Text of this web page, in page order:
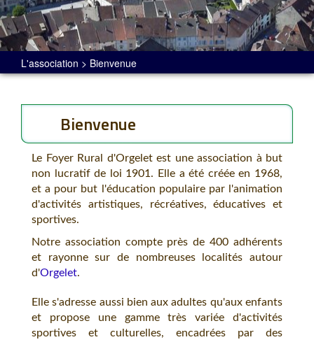
L'association > Bienvenue
Bienvenue
Le Foyer Rural d'Orgelet est une association à but
non lucratif de loi 1901. Elle a été créée en 1968,
et a pour but l'éducation populaire par l'animation
d'activités artistiques, récréatives, éducatives et
sportives.
Notre association compte près de 400 adhérents
et rayonne sur de nombreuses localités autour
d'Orgelet.
Elle s'adresse aussi bien aux adultes qu'aux enfants
et propose une gamme très variée d'activités
sportives et culturelles, encadrées par des